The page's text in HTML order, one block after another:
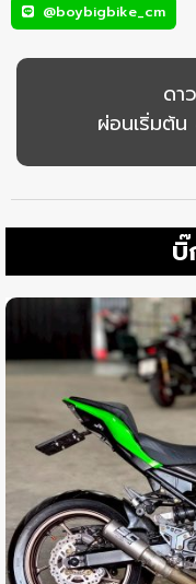
@boybigbike_cm
ดา
ผ่อนเริ่มต้
บิ๊